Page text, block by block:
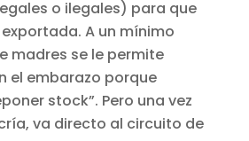
o ilegales) para que
A un mínimo
madres se le permite
el embarazo porque
stock”. Pero una vez
va directo al circuito de